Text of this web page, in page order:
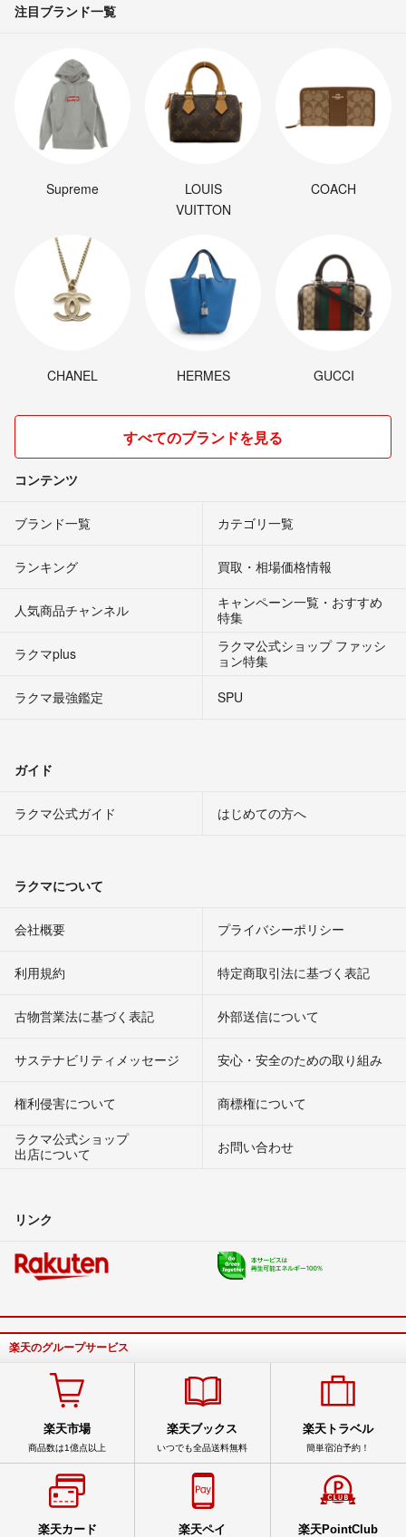
注目ブランド一覧
Supreme
LOUIS
VUITTON
COACH
CHANEL HERMES GUCCI
すべてのブランドを見る
コンテンツ
ブランド一覧 カテゴリ一覧
ランキング 買取・相場価格情報
人気商品チャンネル
キャンペーン一覧・おすすめ
特集
ラクマplus
ラクマ公式ショップ ファッシ
ョン特集
ラクマ最強鑑定
SPU
ガイド
ラクマ公式ガイド はじめての方へ
ラクマについて
会社概要 プライバシーポリシー
利用規約 特定商取引法に基づく表記
古物営業法に基づく表記 外部送信について
サステナビリティメッセージ 安心・安全のための取り組み
権利侵害について
商標権について
ラクマ公式ショップ
出店について
お問い合わせ
リンク
楽天のグループサービス
楽天市場
商品数は1億点以上
楽天ブックス
いつでも全品送料無料
楽天トラベル
簡単宿泊予約！
楽天カード 楽天ペイ 楽天PointClub